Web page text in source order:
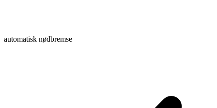
automatisk nødbremse